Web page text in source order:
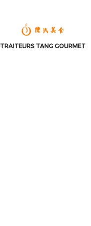
TRAITEURS TANG GOURMET